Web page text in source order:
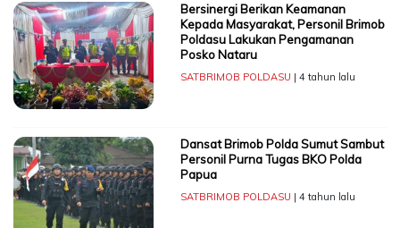
Bersinergi Berikan Keamanan
Kepada Masyarakat, Personil Brimob
Poldasu Lakukan Pengamanan
Posko Nataru
SATBRIMOB POLDASU | 4 tahun lalu
Dansat Brimob Polda Sumut Sambut
Personil Purna Tugas BKO Polda
Papua
SATBRIMOB POLDASU | 4 tahun lalu